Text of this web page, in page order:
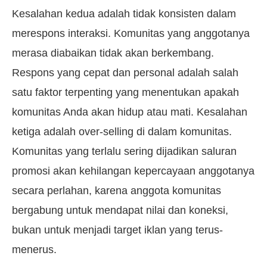
Kesalahan kedua adalah tidak konsisten dalam
merespons interaksi. Komunitas yang anggotanya
merasa diabaikan tidak akan berkembang.
Respons yang cepat dan personal adalah salah
satu faktor terpenting yang menentukan apakah
komunitas Anda akan hidup atau mati. Kesalahan
ketiga adalah over-selling di dalam komunitas.
Komunitas yang terlalu sering dijadikan saluran
promosi akan kehilangan kepercayaan anggotanya
secara perlahan, karena anggota komunitas
bergabung untuk mendapat nilai dan koneksi,
bukan untuk menjadi target iklan yang terus-
menerus.